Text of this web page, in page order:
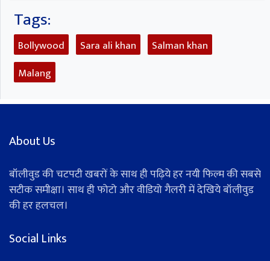
Tags:
Bollywood Sara ali khan
Salman khan
Malang
About Us
बॉलीवुड की चटपटी खबरों के साथ ही पढ़िये हर नयी फिल्म की सबसे
सटीक समीक्षा। साथ ही फोटो और वीडियो गैलरी में देखिये बॉलीवुड
की हर हलचल।
Social Links